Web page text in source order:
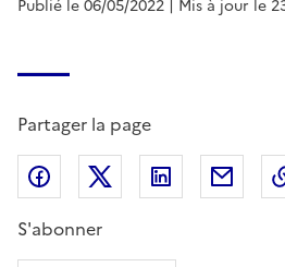
Publié le 06/05/2022 | Mis à jour le
Partager la page
Partager sur Facebook
Partager sur X
Partager
S'abonner